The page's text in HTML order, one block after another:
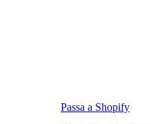
Passa a Shopify